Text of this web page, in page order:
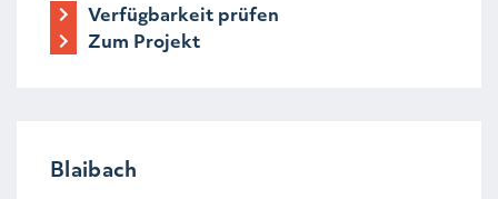
Verfügbarkeit prüfen
Zum Projekt
Blaibach